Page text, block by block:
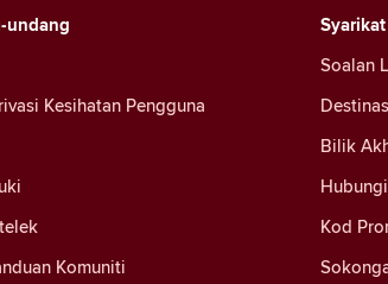
undang
Kesihatan Pengguna
Komuniti
Syarikat
Soalan
Bilik
Hubungi
Kod